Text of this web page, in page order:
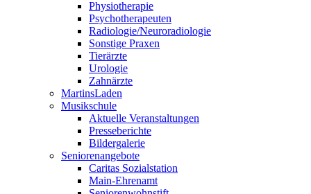
Physiotherapie
Psychotherapeuten
Radiologie/Neuroradiologie
Sonstige Praxen
Tierärzte
Urologie
Zahnärzte
MartinsLaden
Musikschule
Aktuelle Veranstaltungen
Presseberichte
Bildergalerie
Seniorenangebote
Caritas Sozialstation
Main-Ehrenamt